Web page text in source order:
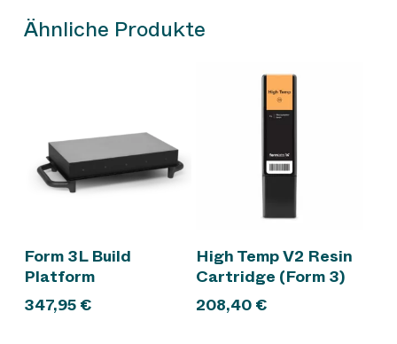
Ähnliche Produkte
In den Warenkorb
Form 3L Build
Platform
347,95€
In den Warenkorb
High Temp V2 Resin
Cartridge (Form 3)
208,40€